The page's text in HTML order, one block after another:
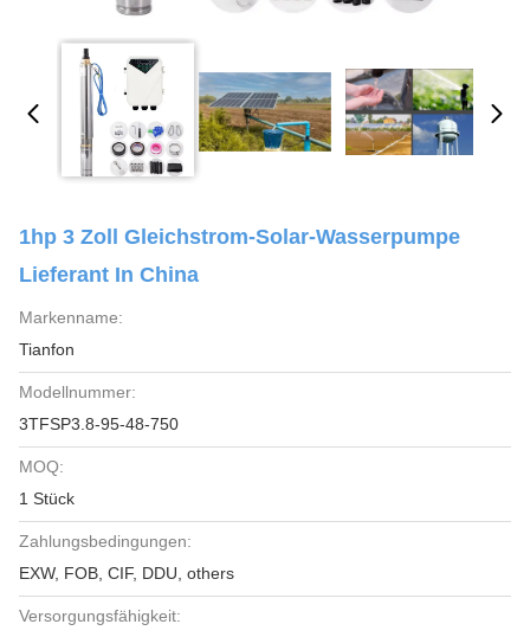
1hp 3 Zoll Gleichstrom-Solar-Wasserpumpe
Lieferant In China
Markenname:
Tianfon
Modellnummer:
3TFSP3.8-95-48-750
MOQ:
1 Stück
Zahlungsbedingungen:
EXW, FOB, CIF, DDU, others
Versorgungsfähigkeit: